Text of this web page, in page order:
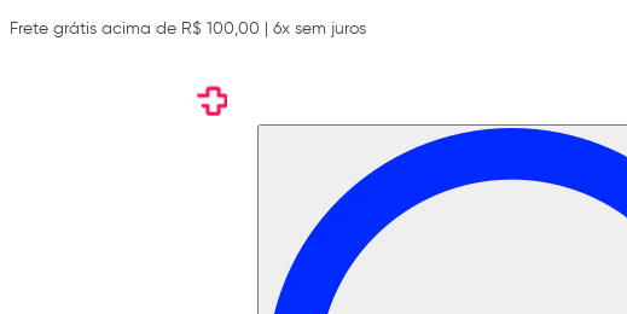
Frete grátis acima de R$ 100,00 | 6x sem juros